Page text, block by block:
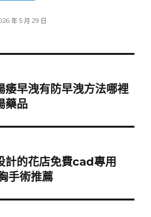
年 5 月 29 日
痿早洩有防早洩方法哪裡
藥品
計的花店免費cad專用
手術推薦